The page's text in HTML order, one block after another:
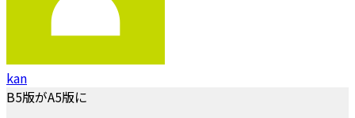
kan
B5版がA5版に